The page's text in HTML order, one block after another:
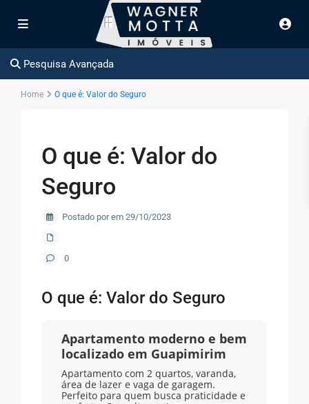
Pesquisa Avançada
Home O que é: Valor do Seguro
O que é: Valor do
Seguro
Postado por em 29/10/2023
0
O que é: Valor do Seguro
Apartamento moderno e bem
localizado em Guapimirim
Apartamento com 2 quartos, varanda,
área de lazer e vaga de garagem.
Perfeito para quem busca praticidade e